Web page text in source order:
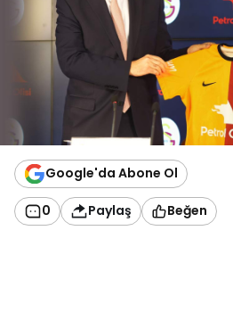
Google'da Abone Ol
0 Paylaş Beğen